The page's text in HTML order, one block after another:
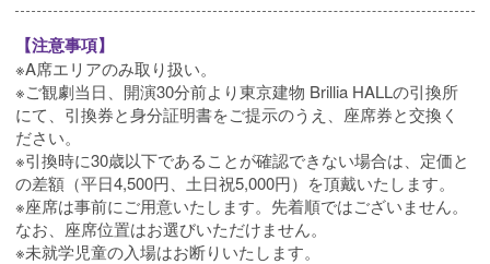
【注意事項】
※A席エリアのみ取り扱い。
※ご観劇当日、開演30分前より東京建物 Brillia HALLの引換所
にて、引換券と身分証明書をご提示のうえ、座席券と交換く
ださい。
※引換時に30歳以下であることが確認できない場合は、定価と
の差額（平日4,500円、土日祝5,000円）を頂戴いたします。
※座席は事前にご用意いたします。先着順ではございません。
なお、座席位置はお選びいただけません。
※未就学児童の入場はお断りいたします。